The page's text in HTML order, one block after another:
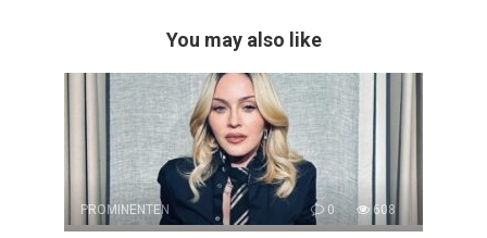
You may also like
PROMINENTEN 0 608